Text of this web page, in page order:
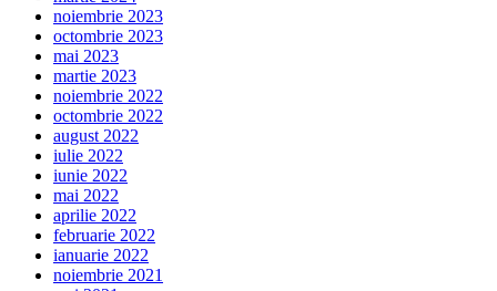
noiembrie 2023
octombrie 2023
mai 2023
martie 2023
noiembrie 2022
octombrie 2022
august 2022
iulie 2022
iunie 2022
mai 2022
aprilie 2022
februarie 2022
ianuarie 2022
noiembrie 2021